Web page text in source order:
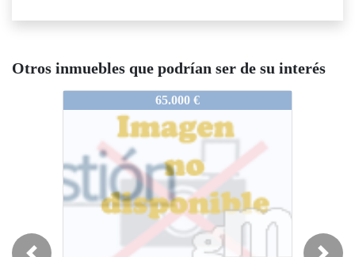
Otros inmuebles que podrían ser de su interés
65.000 €